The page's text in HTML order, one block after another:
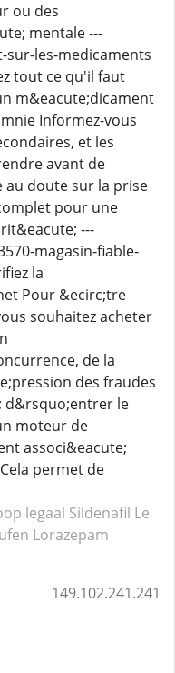
ou des
mentale ---
les-medicaments
tout ce qu'il faut
m&eacute;dicament
Informez-vous
et les
avant de
au doute sur la prise
pour une
---
magasin-fiable-
la
Pour &ecirc;tre
souhaitez acheter
de la
des fraudes
d&rsquo;entrer le
moteur de
associ&eacute;
permet de
legaal Sildenafil Le
Lorazepam
149.102.241.241